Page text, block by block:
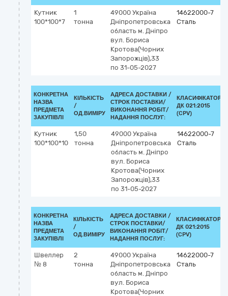
Кутник
100*100*7
1
тонна
49000 Україна
Дніпропетровська
область м. Дніпро
вул. Бориса
Кротова(Чорних
Запорожців),33
по 31-05-2027
14622000-7
Сталь
КОНКРЕТНА
НАЗВА
ПРЕДМЕТА
ЗАКУПІВЛІ
КІЛЬКІСТЬ
/
ОД.ВИМІРУ
АДРЕСА ДОСТАВКИ /
СТРОК ПОСТАВКИ/
ВИКОНАННЯ РОБІТ/
НАДАННЯ ПОСЛУГ:
КЛАСИФІКАТОР
ДК 021:2015
(CPV)
Кутник
100*100*10
1,50
тонна
49000 Україна
Дніпропетровська
область м. Дніпро
вул. Бориса
Кротова(Чорних
Запорожців),33
по 31-05-2027
14622000-7
Сталь
КОНКРЕТНА
НАЗВА
ПРЕДМЕТА
ЗАКУПІВЛІ
КІЛЬКІСТЬ
/
ОД.ВИМІРУ
АДРЕСА ДОСТАВКИ /
СТРОК ПОСТАВКИ/
ВИКОНАННЯ РОБІТ/
НАДАННЯ ПОСЛУГ:
КЛАСИФІКАТОР
ДК 021:2015
(CPV)
Швеллер
№ 8
2
тонна
49000 Україна
Дніпропетровська
область м. Дніпро
вул. Бориса
Кротова(Чорних
14622000-7
Сталь